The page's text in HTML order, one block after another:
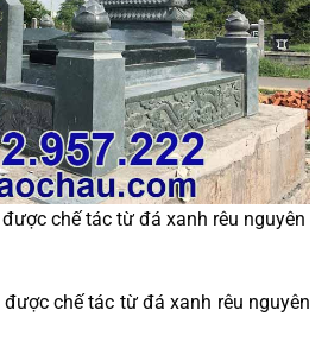
chế tác từ đá xanh rêu nguyên
chế tác từ đá xanh rêu nguyên